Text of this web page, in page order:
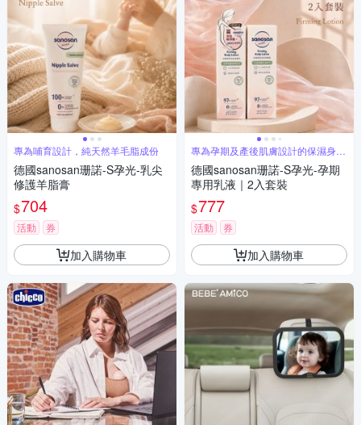
專為哺育設計，純天然羊毛脂成份
德國sanosan珊諾-S孕光-乳尖
修護羊脂膏
$704
活動 券
加入購物車
專為孕期及產後肌膚設計的保濕身體
乳
德國sanosan珊諾-S孕光-孕期
專用乳液｜2入套裝
$777
活動 券
加入購物車